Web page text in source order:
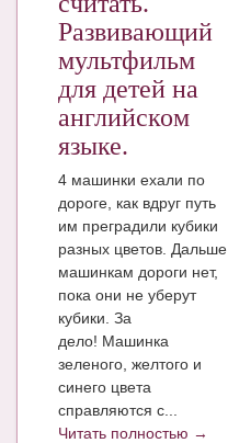
Развивающий
мультфильм
для детей на
английском
языке.
4 машинки ехали по
дороге, как вдруг путь
им преградили кубики
разных цветов. Дальше
машинкам дороги нет,
пока они не уберут
кубики. За
дело! Машинка
зеленого, желтого и
синего цвета
справляются с...
Читать полностью →